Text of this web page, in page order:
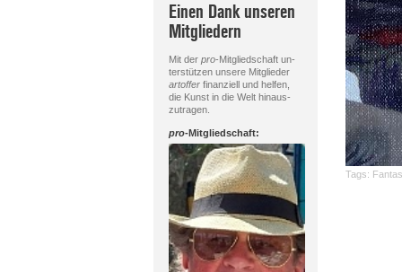
Einen Dank unseren
Mitgliedern
Mit der pro-Mitgliedschaft un-
terstützen unsere Mitglieder
artofferfinanziell und helfen,
die Kunst in die Welt hinaus-
zutragen.
pro-Mitgliedschaft:
Tags: